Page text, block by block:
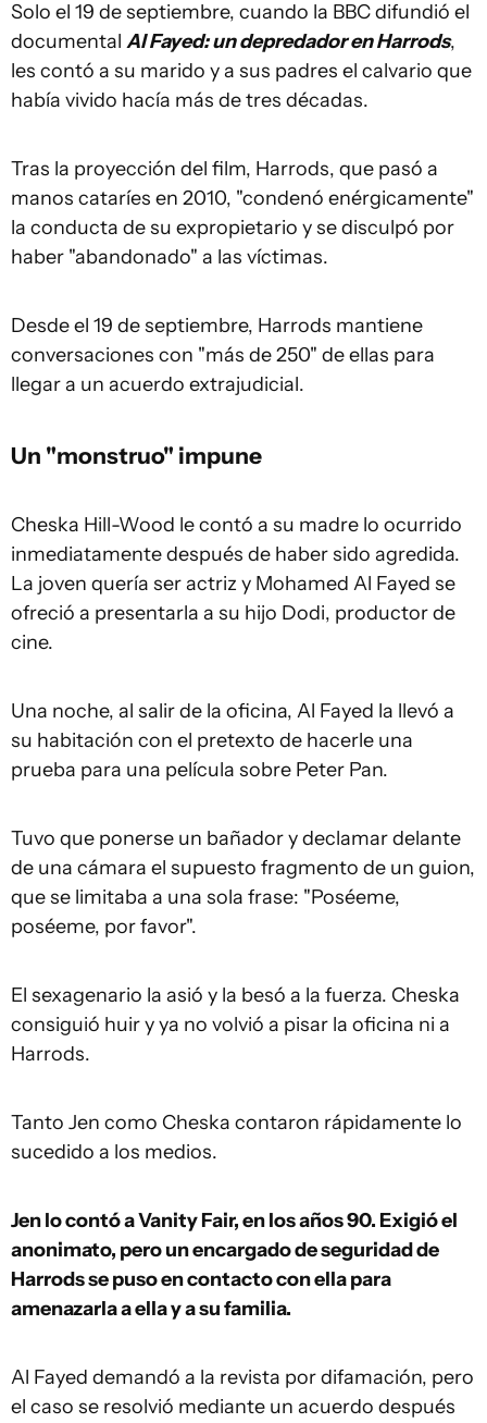
Solo el 19 de septiembre, cuando la BBC difundió el
documental Al Fayed: un depredador en Harrods,
les contó a su marido y a sus padres el calvario que
había vivido hacía más de tres décadas.
Tras la proyección del film, Harrods, que pasó a
manos cataríes en 2010, "condenó enérgicamente"
la conducta de su expropietario y se disculpó por
haber "abandonado" a las víctimas.
Desde el 19 de septiembre, Harrods mantiene
conversaciones con "más de 250" de ellas para
llegar a un acuerdo extrajudicial.
Un "monstruo" impune
Cheska Hill-Wood le contó a su madre lo ocurrido
inmediatamente después de haber sido agredida.
La joven quería ser actriz y Mohamed Al Fayed se
ofreció a presentarla a su hijo Dodi, productor de
cine.
Una noche, al salir de la oficina, Al Fayed la llevó a
su habitación con el pretexto de hacerle una
prueba para una película sobre Peter Pan.
Tuvo que ponerse un bañador y declamar delante
de una cámara el supuesto fragmento de un guion,
que se limitaba a una sola frase: "Poséeme,
poséeme, por favor".
El sexagenario la asió y la besó a la fuerza. Cheska
consiguió huir y ya no volvió a pisar la oficina ni a
Harrods.
Tanto Jen como Cheska contaron rápidamente lo
sucedido a los medios.
Jen lo contó a Vanity Fair, en los años 90. Exigió el
anonimato, pero un encargado de seguridad de
Harrods se puso en contacto con ella para
amenazarla a ella y a su familia.
Al Fayed demandó a la revista por difamación, pero
el caso se resolvió mediante un acuerdo después